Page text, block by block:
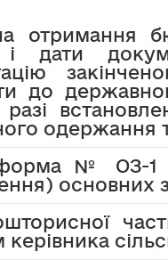
отримання
дати
до
одержання
№ ОЗ-1
основних
керівника